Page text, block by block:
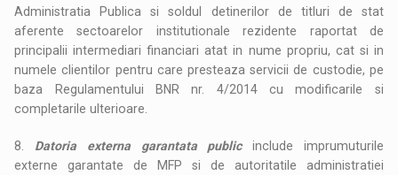
Administratia Publica si soldul detinerilor de titluri de stat
aferente sectoarelor institutionale rezidente raportat de
principalii intermediari financiari atat in nume propriu, cat si in
numele clientilor pentru care presteaza servicii de custodie, pe
baza Regulamentului BNR nr. 4/2014 cu modificarile si
completarile ulterioare.
8. Datoria externa garantata publicinclude imprumuturile
externe garantate de MFP si de autoritatile administratiei